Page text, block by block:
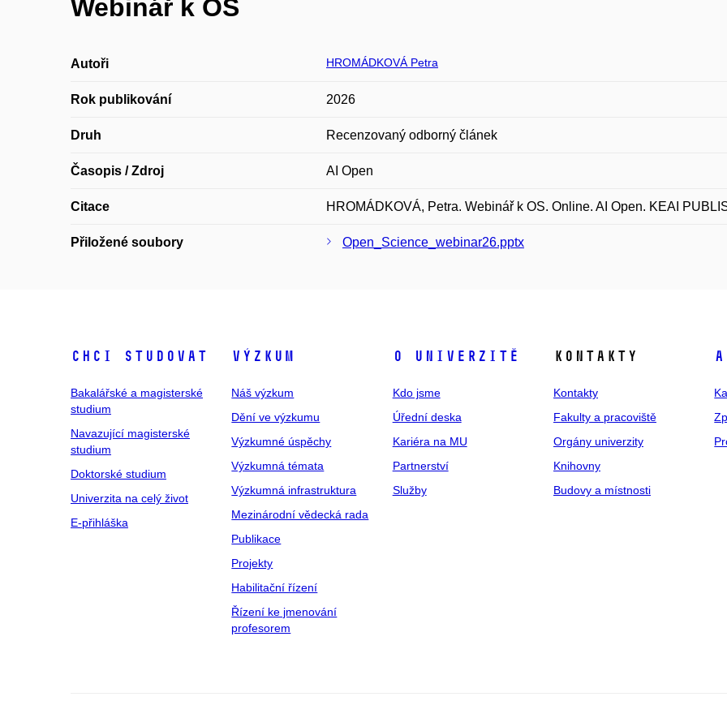
Webinář k OS
Autoři HROMÁDKOVÁ Petra
Rok publikování 2026
Druh Recenzovaný odborný článek
Časopis / Zdroj AI Open
Citace HROMÁDKOVÁ, Petra. Webinář k OS. Online. AI Open. KEAI
Přiložené soubory Open_Science_webinar26.pptx
Chci studovat
Bakalářské a magisterské
studium
Navazující magisterské
studium
Doktorské studium
Univerzita na celý život
E-přihláška
Výzkum
Náš výzkum
Dění ve výzkumu
Výzkumné úspěchy
Výzkumná témata
Výzkumná infrastruktura
Mezinárodní vědecká rada
Publikace
Projekty
Habilitační řízení
Řízení ke jmenování
profesorem
O univerzitě
Kdo jsme
Úřední deska
Kariéra na MU
Partnerství
Služby
Kontakty
Kontakty
Fakulty a pracoviště
Orgány univerzity
Knihovny
Budovy a místnosti